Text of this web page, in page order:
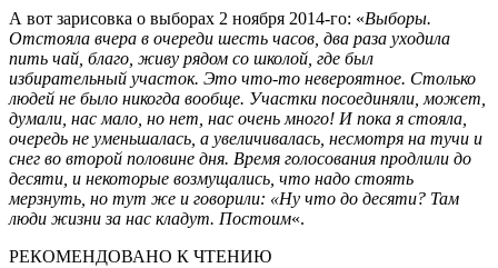
А вот зарисовка о выборах 2 ноября 2014-го: «Выборы.
Отстояла вчера в очереди шесть часов, два раза уходила
пить чай, благо, живу рядом со школой, где был
избирательный участок. Это что-то невероятное. Столько
людей не было никогда вообще. Участки посоединяли, может,
думали, нас мало, но нет, нас очень много! И пока я стояла,
очередь не уменьшалась, а увеличивалась, несмотря на тучи и
снег во второй половине дня. Время голосования продлили до
десяти, и некоторые возмущались, что надо стоять
мерзнуть, но тут же и говорили: «Ну что до десяти? Там
люди жизни за нас кладут. Постоим«.
РЕКОМЕНДОВАНО К ЧТЕНИЮ